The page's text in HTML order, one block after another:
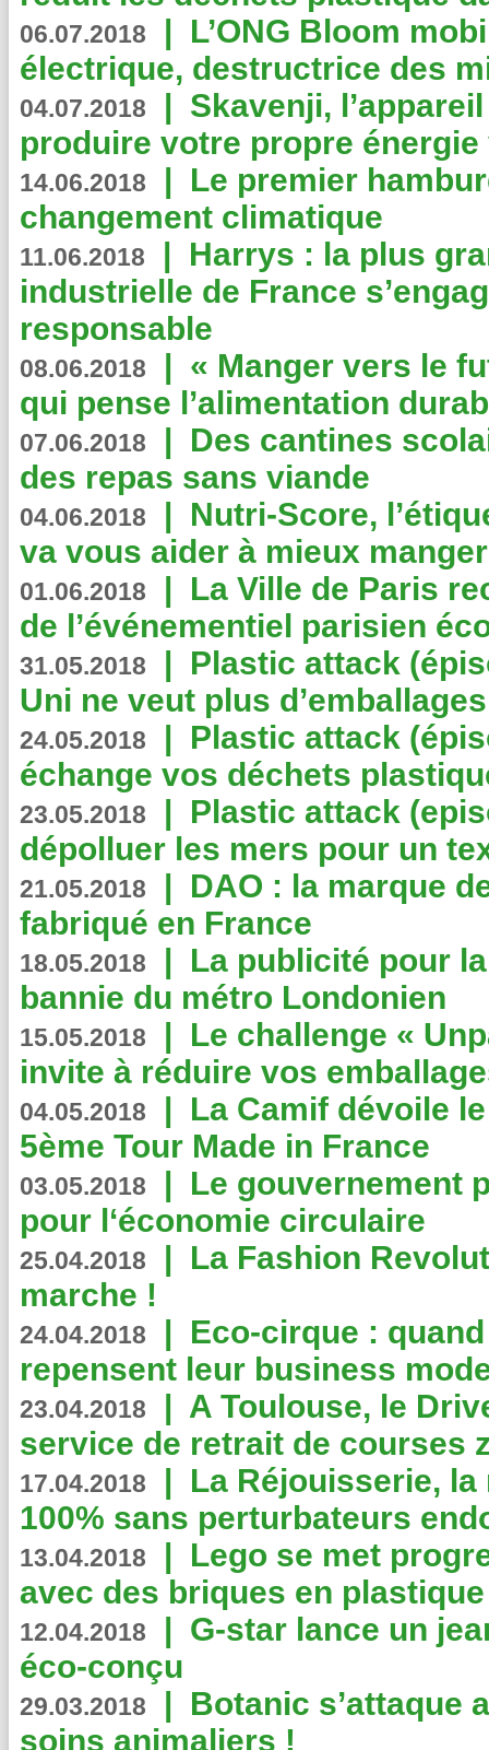
06.07.2018 | L’ONG Bloom
électrique, destructrice des
04.07.2018 | Skavenji,
produire votre propre
14.06.2018 | Le premier
changement climatique
11.06.2018 | Harrys : la plus
industrielle de France
responsable
08.06.2018 | « Manger vers le
qui pense l’alimentation
07.06.2018 | Des cantines
des repas sans viande
04.06.2018 | Nutri-Score,
va vous aider à mieux
01.06.2018 | La Ville de Paris
de l’événementiel parisien
31.05.2018 | Plastic attack
Uni ne veut plus
24.05.2018 | Plastic attack
échange vos déchets
23.05.2018 | Plastic attack
dépolluer les mers pour un
21.05.2018 | DAO : la marque
fabriqué en France
18.05.2018 | La publicité pour
bannie du métro Londonien
15.05.2018 | Le challenge «
invite à réduire vos
04.05.2018 | La Camif dévoile
5ème Tour Made in France
03.05.2018 | Le gouvernement
pour l‘économie circulaire
25.04.2018 | La Fashion
marche !
24.04.2018 | Eco-cirque :
repensent leur business
23.04.2018 | A Toulouse, le
service de retrait de courses
17.04.2018 | La Réjouisserie,
100% sans perturbateurs
13.04.2018 | Lego se met
avec des briques en
12.04.2018 | G-star lance un
éco-conçu
29.03.2018 | Botanic s’attaque
soins animaliers !